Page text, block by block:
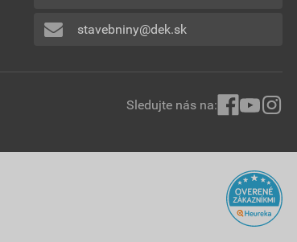
stavebniny@dek.sk
Sledujte nás na: